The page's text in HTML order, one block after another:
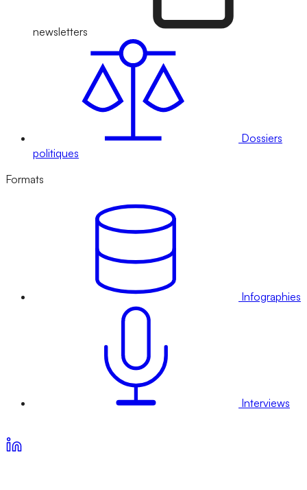
newsletters
Dossiers
politiques
Formats
Infographies
Interviews